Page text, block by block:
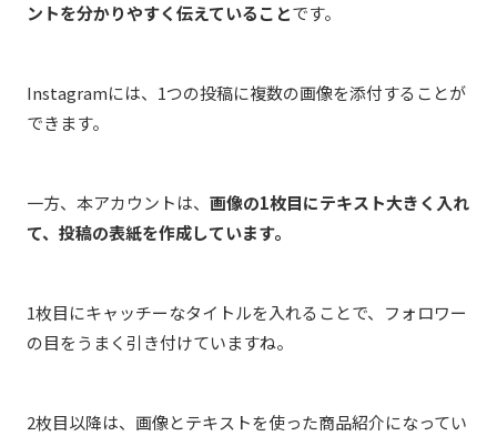
ントを分かりやすく伝えていることです。
Instagramには、1つの投稿に複数の画像を添付することが
できます。
一方、本アカウントは、 画像の1枚目にテキスト大きく入れ
て、投稿の表紙を作成しています。
1枚目にキャッチーなタイトルを入れることで、フォロワー
の目をうまく引き付けていますね。
2枚目以降は、画像とテキストを使った商品紹介になってい